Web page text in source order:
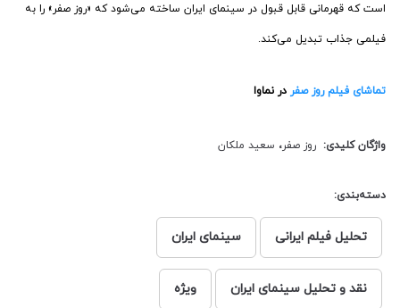
است که قهرمانی قابل قبول در سینمای ایران ساخته می‌شود که «روز صفر» را به
فیلمی جذاب تبدیل می‌کند.
تماشای فیلم روز صفر در نماوا
واژگان کلیدی: روز صفر، سعید ملکان
دسته‌بندی:
تحلیل فیلم ایرانی سینمای ایران
نقد و تحلیل سینمای ایران ویژه